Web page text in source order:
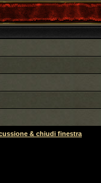
& chiudi finestra